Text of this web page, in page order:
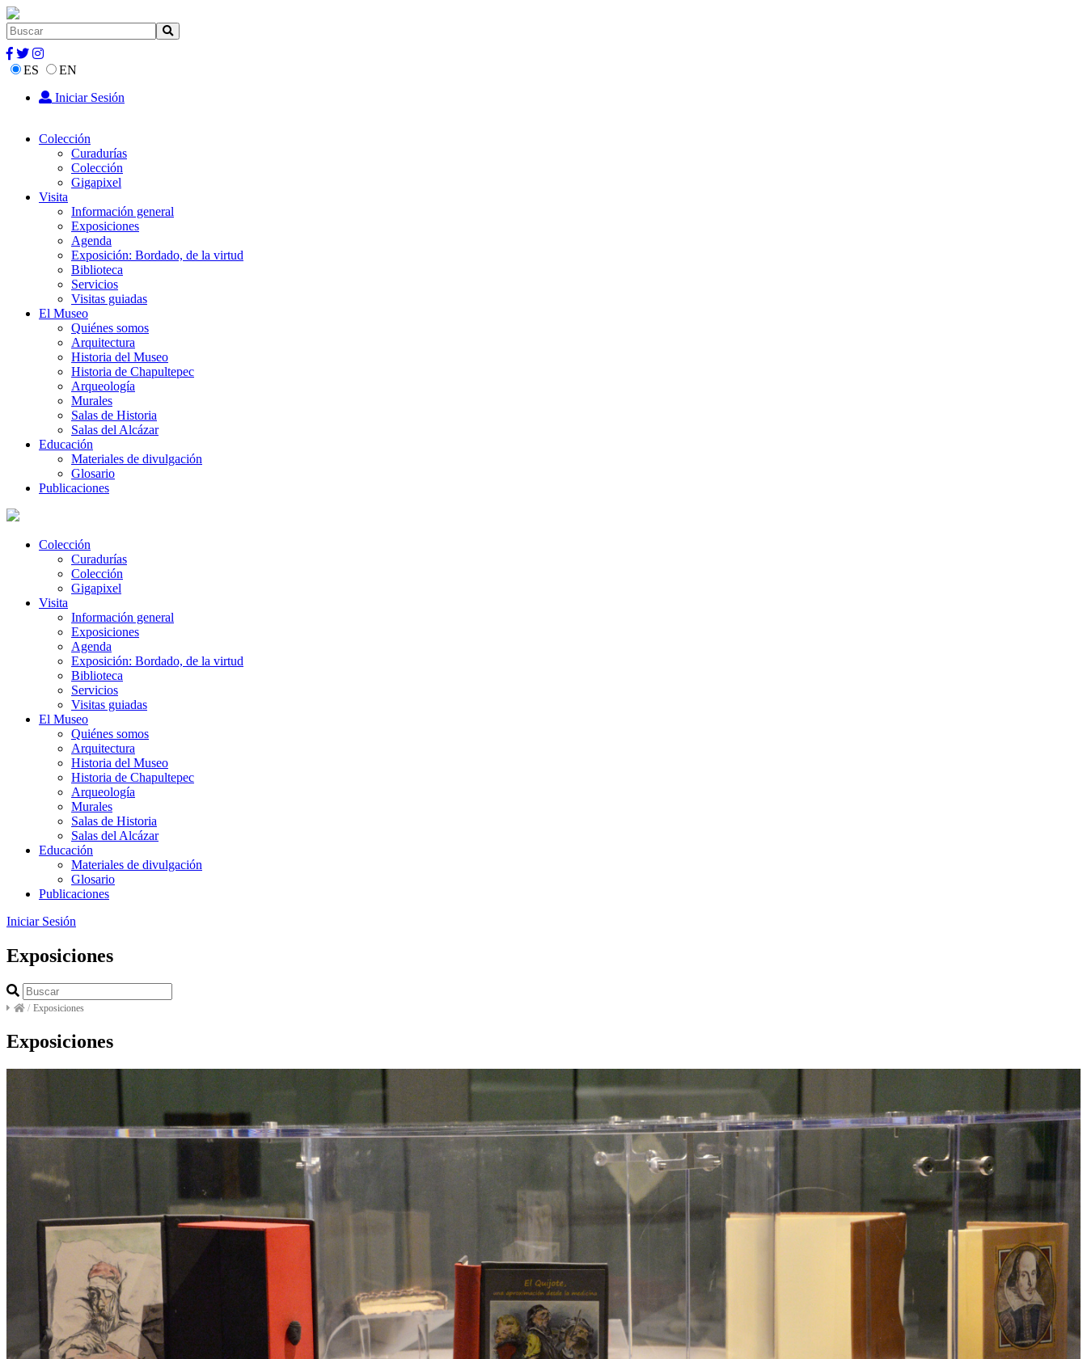
ES
EN
Iniciar Sesión
Colección
Curadurías
Colección
Gigapixel
Visita
Información general
Exposiciones
Agenda
Exposición: Bordado, de la virtud
Biblioteca
Servicios
Visitas guiadas
El Museo
Quiénes somos
Arquitectura
Historia del Museo
Historia de Chapultepec
Arqueología
Murales
Salas de Historia
Salas del Alcázar
Educación
Materiales de divulgación
Glosario
Publicaciones
Colección
Curadurías
Colección
Gigapixel
Visita
Información general
Exposiciones
Agenda
Exposición: Bordado, de la virtud
Biblioteca
Servicios
Visitas guiadas
El Museo
Quiénes somos
Arquitectura
Historia del Museo
Historia de Chapultepec
Arqueología
Murales
Salas de Historia
Salas del Alcázar
Educación
Materiales de divulgación
Glosario
Publicaciones
Iniciar Sesión
Exposiciones
/ Exposiciones
Exposiciones